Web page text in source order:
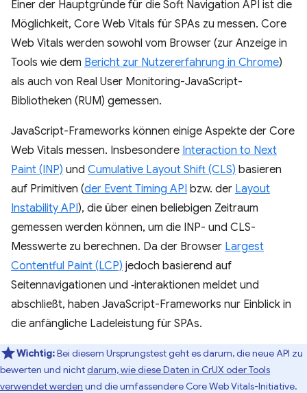
Einer der Hauptgründe für die Soft Navigation API ist die
Möglichkeit, Core Web Vitals für SPAs zu messen. Core
Web Vitals werden sowohl vom Browser (zur Anzeige in
Tools wie dem Bericht zur Nutzererfahrung in Chrome)
als auch von Real User Monitoring-JavaScript-
Bibliotheken (RUM) gemessen.
JavaScript-Frameworks können einige Aspekte der Core
Web Vitals messen. Insbesondere Interaction to Next
Paint (INP) und Cumulative Layout Shift (CLS) basieren
auf Primitiven (der Event Timing API bzw. der Layout
Instability API), die über einen beliebigen Zeitraum
gemessen werden können, um die INP- und CLS-
Messwerte zu berechnen. Da der Browser Largest
Contentful Paint (LCP) jedoch basierend auf
Seitennavigationen und ‑interaktionen meldet und
abschließt, haben JavaScript-Frameworks nur Einblick in
die anfängliche Ladeleistung für SPAs.
Wichtig:Bei diesem Ursprungstest geht es darum, die neue API zu
bewerten und nichtdarum, wie diese Daten in CrUX oder Tools
verwendet werden und die umfassendere Core Web Vitals-Initiative.